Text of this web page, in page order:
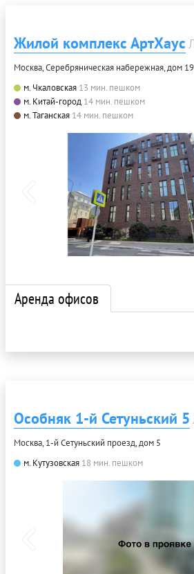
Жилой комплекс АртХаус
Москва, Серебряническая набережная, дом 19
м. Чкаловская 13 мин. пешком
м. Китай-город 14 мин. пешком
м. Таганская 14 мин. пешком
Аренда офисов
Особняк 1-й Сетуньский 5
Москва, 1-й Сетуньский проезд, дом 5
м. Кутузовская 18 мин. пешком